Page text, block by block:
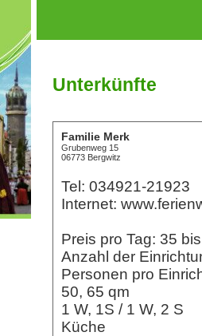
Unterkünfte
Familie Merk
Grubenweg 15
06773 Bergwitz
Tel: 034921-21923
Internet:
Preis pro Tag: 35
Anzahl der
Personen pro
50, 65 qm
1 W, 1S / 1 W, 2 S
Küche